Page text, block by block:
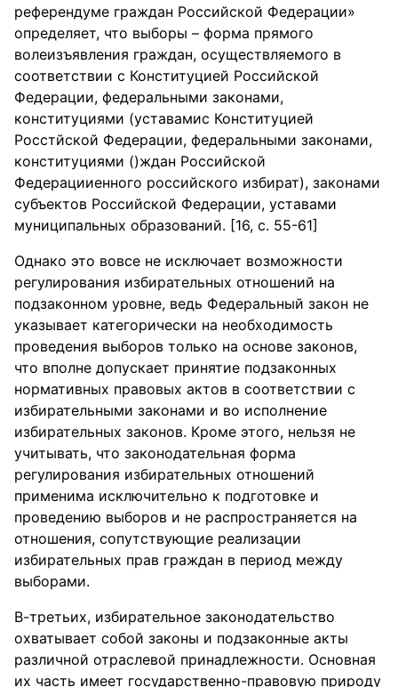
референдуме граждан Российской Федерации»
определяет, что выборы – форма прямого
волеизъявления граждан, осуществляемого в
соответствии с Конституцией Российской
Федерации, федеральными законами,
конституциями (уставамис Конституцией
Росстйской Федерации, федеральными законами,
конституциями ()ждан Российской
Федерацииенного российского избират), законами
субъектов Российской Федерации, уставами
муниципальных образований. [16, с. 55-61]
Однако это вовсе не исключает возможности
регулирования избирательных отношений на
подзаконном уровне, ведь Федеральный закон не
указывает категорически на необходимость
проведения выборов только на основе законов,
что вполне допускает принятие подзаконных
нормативных правовых актов в соответствии с
избирательными законами и во исполнение
избирательных законов. Кроме этого, нельзя не
учитывать, что законодательная форма
регулирования избирательных отношений
применима исключительно к подготовке и
проведению выборов и не распространяется на
отношения, сопутствующие реализации
избирательных прав граждан в период между
выборами.
В-третьих, избирательное законодательство
охватывает собой законы и подзаконные акты
различной отраслевой принадлежности. Основная
их часть имеет государственно-правовую природу